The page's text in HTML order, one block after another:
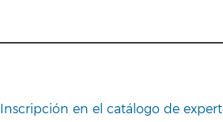
Inscripción en el catálogo de